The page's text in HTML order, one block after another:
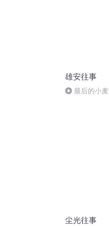
雄安往事
最后的小麦
尘光往事